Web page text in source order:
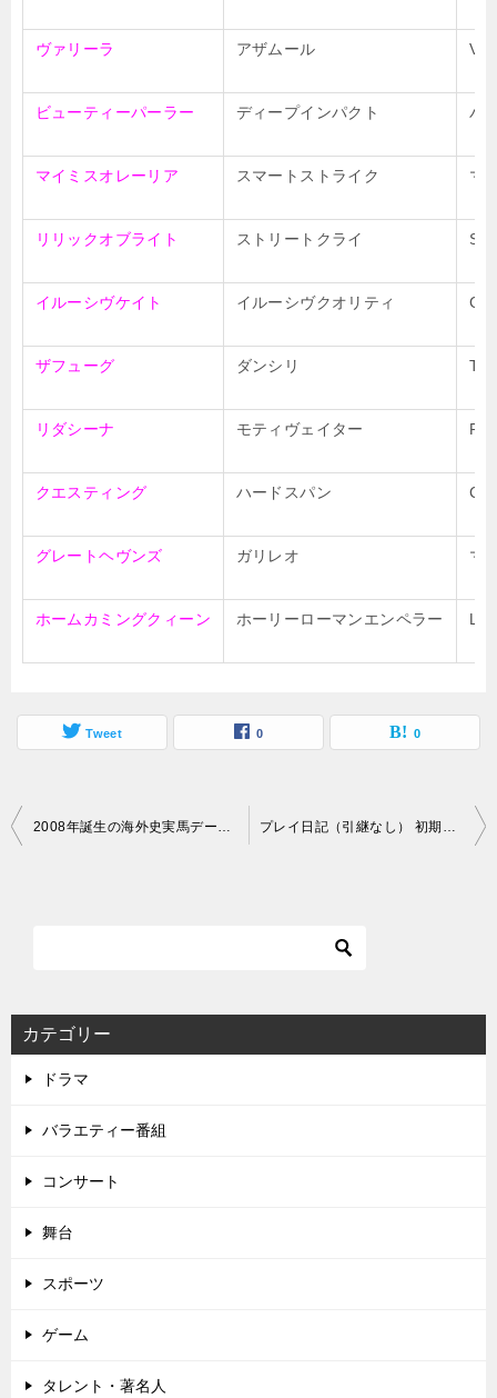
ヴァリーラ アザムール
ビューティーパーラー ディープインパクト バ
マイミスオレーリア スマートストライク マ
リリックオブライト ストリートクライ
イルーシヴケイト イルーシヴクオリティ
ザフューグ ダンシリ
リダシーナ モティヴェイター
クエスティング ハードスパン
グレートヘヴンズ ガリレオ マ
ホームカミングクィーン ホーリーローマンエンペラー
Tweet 0 0
投
シ
ョ
2008年誕生の海外史実馬データ（ウイニングポスト7 2013） プレイ日記（引継なし） 初期設定
カテゴリー
ドラマ
バラエティー番組
コンサート
舞台
スポーツ
ゲーム
タレント・著名人